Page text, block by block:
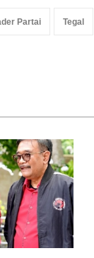
Partai Tegal